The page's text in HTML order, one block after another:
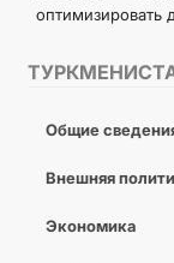
Общие
Внешняя
Экономика
оптимизировать